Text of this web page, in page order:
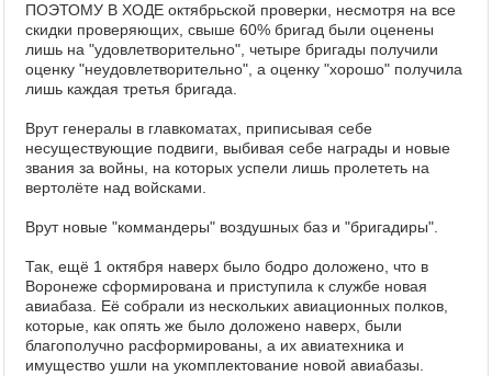
ПОЭТОМУ В ХОДЕ октябрьской проверки, несмотря на все
скидки проверяющих, свыше 60% бригад были оценены
лишь на "удовлетворительно", четыре бригады получили
оценку "неудовлетворительно", а оценку "хорошо" получила
лишь каждая третья бригада.
Врут генералы в главкоматах, приписывая себе
несуществующие подвиги, выбивая себе награды и новые
звания за войны, на которых успели лишь пролететь на
вертолёте над войсками.
Врут новые "коммандеры" воздушных баз и "бригадиры".
Так, ещё 1 октября наверх было бодро доложено, что в
Воронеже сформирована и приступила к службе новая
авиабаза. Её собрали из нескольких авиационных полков,
которые, как опять же было доложено наверх, были
благополучно расформированы, а их авиатехника и
имущество ушли на укомплектование новой авиабазы.